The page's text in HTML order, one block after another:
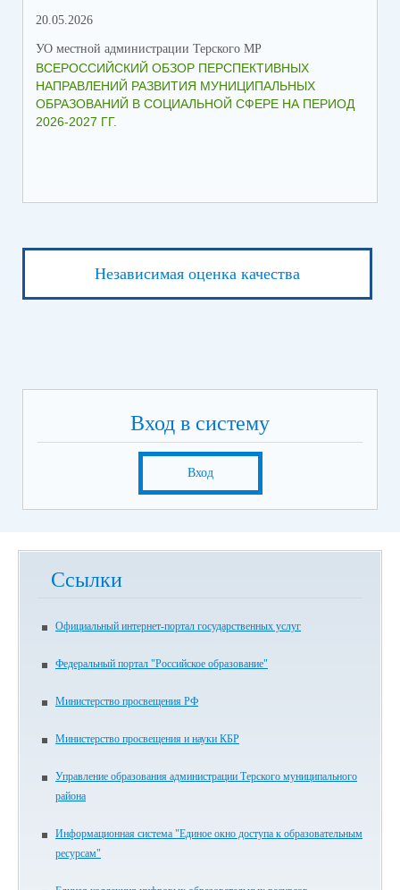
20.05.2026
УО местной администрации Терского МР
ВСЕРОССИЙСКИЙ ОБЗОР ПЕРСПЕКТИВНЫХ
НАПРАВЛЕНИЙ РАЗВИТИЯ МУНИЦИПАЛЬНЫХ
ОБРАЗОВАНИЙ В СОЦИАЛЬНОЙ СФЕРЕ НА ПЕРИОД
2026-2027 ГГ.
Независимая оценка качества
Вход в систему
Вход
Ссылки
Официальный интернет-портал государственных услуг
Федеральный портал "Российское образование"
Министерство просвещения РФ
Министерство просвещения и науки КБР
Управление образования администрации Терского муниципального
района
Информационная система "Единое окно доступа к образовательным
ресурсам"